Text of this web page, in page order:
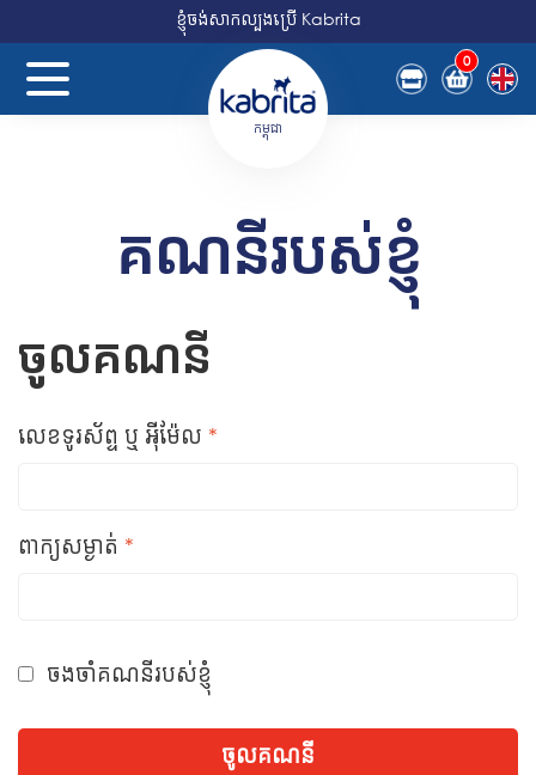
ខ្ញុំចង់សាកល្បងប្រើ Kabrita
កម្ពុជា
0
គណនី​របស់ខ្ញុំ
ចូលគណនី
លេខទូរស័ព្ទ ឬ អ៊ីម៉ែល *
ពាក្យសម្ងាត់ *
ចងចាំគណនីរបស់ខ្ញុំ
ចូលគណនី